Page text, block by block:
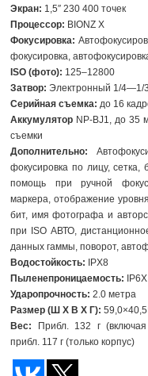
Экран: 1,5″ 230 400 точек
Процессор: BIONZ X
Фокусировка:
фокусировка,
ISO (фото): 125–12800
Затвор: Электронный 1/4—1/
Серийная съемка: до 16
Аккумулятор NP-BJ1, до 35
съемки
Дополнительно:
фокусировка по лицу, сетка,
помощь при ручной
маркера, отображение
бит, имя фотографа и
при ISO АВТО,
данных гаммы, поворот,
Водостойкость: IPX8
Пыленепроницаемость: IP6X
Ударопрочность: 2.0 метра
Размер (Ш X В X Г):
Вес:
Прибл. 132 г
прибл. 117 г (только корпус)